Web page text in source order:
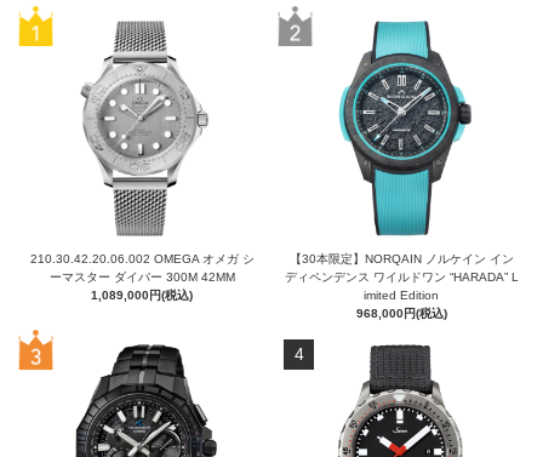
210.30.42.20.06.002 OMEGA オメガ シ
ーマスター ダイバー 300M 42MM
1,089,000円(税込)
【30本限定】NORQAIN ノルケイン イン
ディペンデンス ワイルドワン “HARADA” L
imited Edition
968,000円(税込)
4